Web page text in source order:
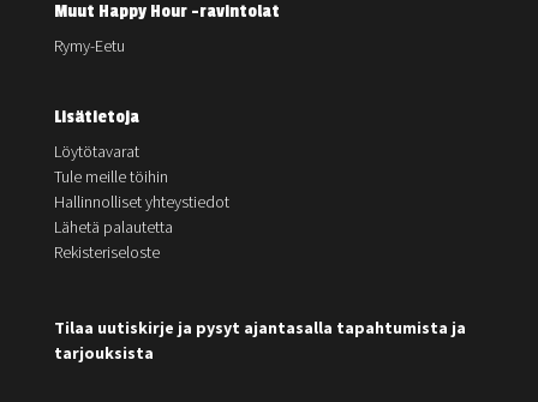
Muut Happy Hour -ravintolat
Rymy-Eetu
Lisätietoja
Löytötavarat
Tule meille töihin
Hallinnolliset yhteystiedot
Lähetä palautetta
Rekisteriseloste
Tilaa uutiskirje ja pysyt ajantasalla tapahtumista ja
tarjouksista